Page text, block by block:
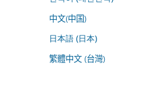
中文(中国)
日本語 (日本)
繁體中文 (台灣)